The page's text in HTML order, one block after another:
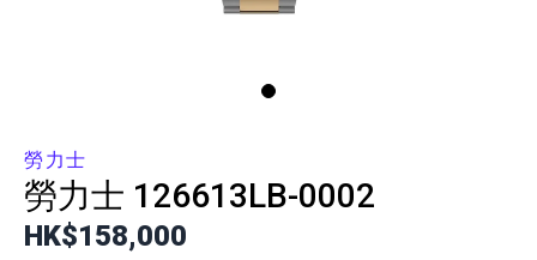
勞力士
勞力士 126613LB-0002
HK$158,000